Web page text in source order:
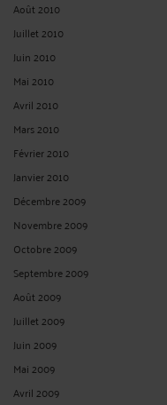
Août 2010
Juillet 2010
Juin 2010
Mai 2010
Avril 2010
Mars 2010
Février 2010
Janvier 2010
Décembre 2009
Novembre 2009
Octobre 2009
Septembre 2009
Août 2009
Juillet 2009
Juin 2009
Mai 2009
Avril 2009